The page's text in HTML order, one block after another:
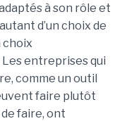
à son rôle et
d’un choix de
choix
entreprises qui
comme un outil
faire plutôt
faire, ont